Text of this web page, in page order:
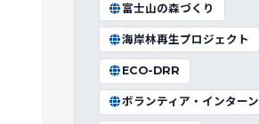
富士山の森づくり
海岸林再生プロジェクト
ECO-DRR
ボランティア・インターン